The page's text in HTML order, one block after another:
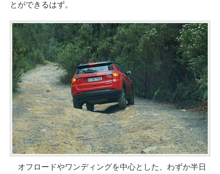
とができるはず。
オフロードやワンディングを中心とした、わずか半日